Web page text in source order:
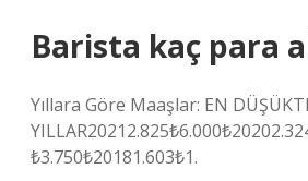
Barista kaç para
Yıllara Göre Maaşlar: EN
₺3.750₺20181.603₺1.